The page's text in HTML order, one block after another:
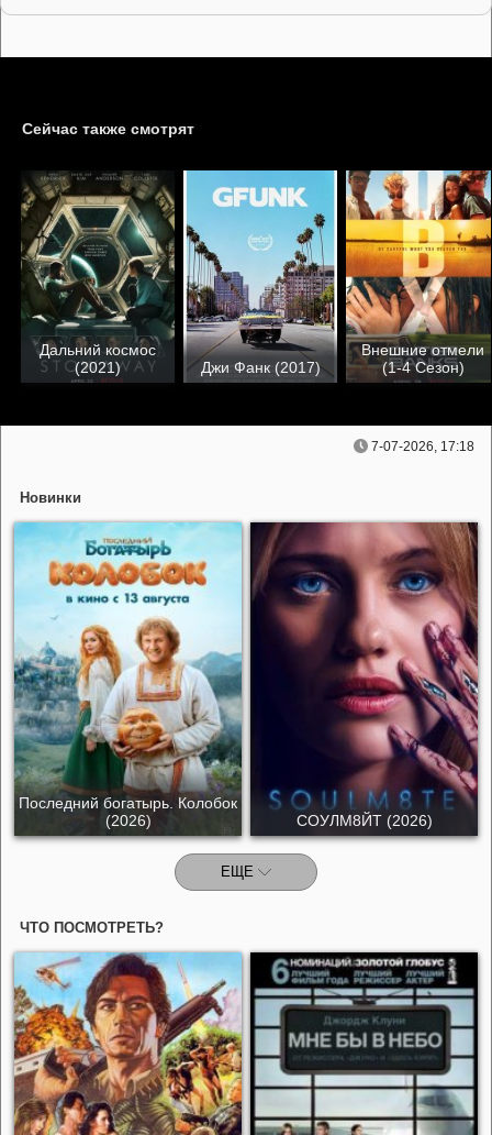
Сейчас также смотрят
Дальний космос
(2021)
Джи Фанк (2017)
Внешние отмели
(1-4 Сезон)
7-07-2026, 17:18
Новинки
Последний богатырь. Колобок
(2026)
СОУЛМ8ЙТ (2026)
ЕЩЕ
ЧТО ПОСМОТРЕТЬ?